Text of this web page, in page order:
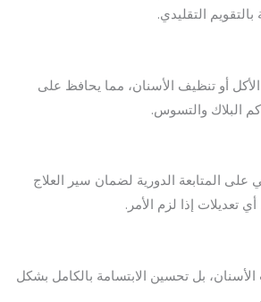
التقليدي.
الأكل أو تنظيف الأسنان، مما يحافظ على
البلاك والتسوس.
المتابعة الدورية لضمان سير العلاج
تعديلات إذا لزم الأمر.
بل تحسين الابتسامة بالكامل بشكل